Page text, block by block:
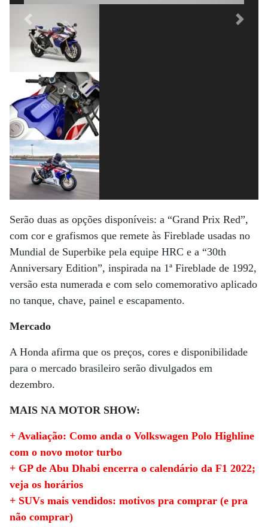
Previous Next
Serão duas as opções disponíveis: a “Grand Prix Red”,
com cor e grafismos que remete às Fireblade usadas no
Mundial de Superbike pela equipe HRC e a “30th
Anniversary Edition”, inspirada na 1ª Fireblade de 1992,
versão esta numerada e com selo comemorativo aplicado
no tanque, chave, painel e escapamento.
Mercado
A Honda afirma que os preços, cores e disponibilidade
para o mercado brasileiro serão divulgados em
dezembro.
MAIS NA MOTOR SHOW:
+ Avaliação: Como anda o Volkswagen Polo Highline
com o novo motor turbo
+ GP de Abu Dhabi encerra o calendário da F1 2022;
veja os horários
+ SUVs mais vendidos: motivos pra comprar (e pra
não comprar)